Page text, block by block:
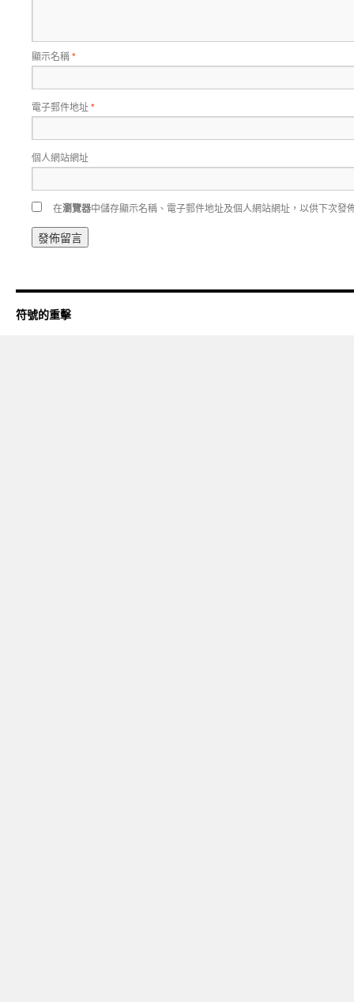
顯示名稱*
電子郵件地址*
個人網站網址
在瀏覽器中儲存顯示名稱、電子郵件地址及個人網站網址，以供下次發
符號的重擊